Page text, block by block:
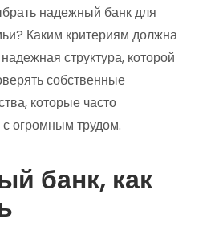
надежный банк для
Каким критериям должна
структура, которой
собственные
которые часто
огромным трудом.
банк, как